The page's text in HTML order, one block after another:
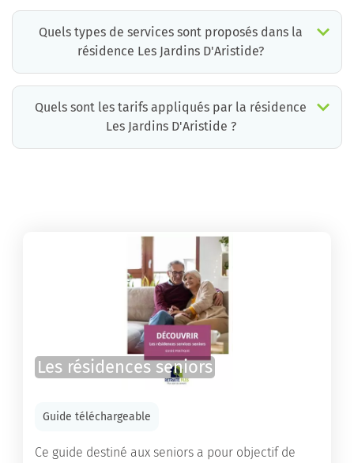
Quels types de services sont proposés dans la
résidence Les Jardins D'Aristide?
Quels sont les tarifs appliqués par la résidence
Les Jardins D'Aristide ?
Les résidences seniors
Guide téléchargeable
Ce guide destiné aux seniors a pour objectif de